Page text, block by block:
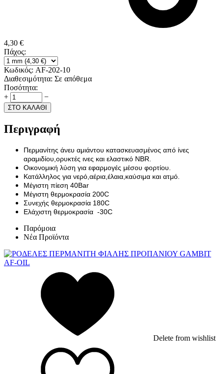
4,30 €
Πάχος:
Κωδικός: AF-202-10
Διαθεσιμότητα: Σε απόθεμα
Ποσότητα:
+
−
ΣΤΟ ΚΑΛΑΘΙ
Περιγραφή
Περμανίτης άνευ αμιάντου κατασκευασμένος από ίνες
αραμιδίου,ορυκτές ινες και ελαστικό NBR.
Οικονομική λύση για εφαρμογές μέσου φορτίου.
Κατάλληλος για νερό,αέρια,έλαια,καύσιμα και ατμό.
Μέγιστη πίεση 40Bar
Μέγιστη θερμοκρασία 200C
Συνεχής θερμοκρασία 180C
Ελάχιστη θερμοκρασία -30C
Παρόμοια
Νέα Προϊόντα
Delete from wishlist